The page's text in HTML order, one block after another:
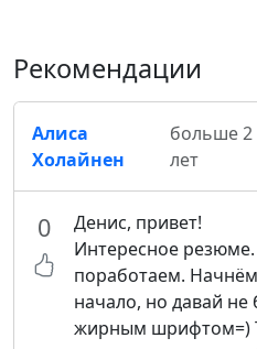
Рекомендации
Алиса
Холайнен
больше 2
лет
0
Денис, привет!
Интересное
поработаем.
начало, но давай не
жирным шрифтом=)